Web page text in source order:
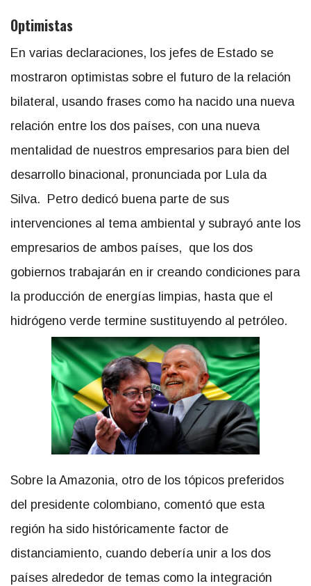
Optimistas
En varias declaraciones, los jefes de Estado se
mostraron optimistas sobre el futuro de la relación
bilateral, usando frases como ha nacido una nueva
relación entre los dos países, con una nueva
mentalidad de nuestros empresarios para bien del
desarrollo binacional, pronunciada por Lula da
Silva. Petro dedicó buena parte de sus
intervenciones al tema ambiental y subrayó ante los
empresarios de ambos países, que los dos
gobiernos trabajarán en ir creando condiciones para
la producción de energías limpias, hasta que el
hidrógeno verde termine sustituyendo al petróleo.
Sobre la Amazonia, otro de los tópicos preferidos
del presidente colombiano, comentó que esta
región ha sido históricamente factor de
distanciamiento, cuando debería unir a los dos
países alrededor de temas como la integración